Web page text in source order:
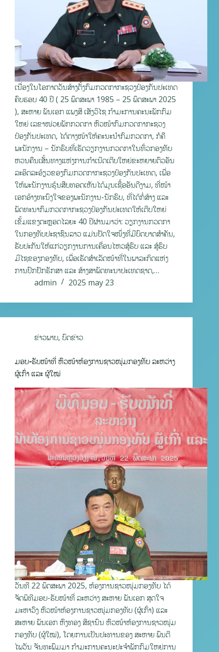
ເນື່ອງໃນໂອກາດວັນສ້າງຕັ້ງກົມກວດກາກະຊວງປ້ອງກັນປະເທດ
ຄົບຮອບ 40 ປີ ( 25 ພຶດສະພາ 1985 – 25 ພຶດສະພາ 2025
), ສະຫາຍ ພັນເອກ ແພງສີ ເສັງວິໄຊ ກໍາມະການຄະນະພັກກົມ
ໃຫຍ່ ເລຂາໜ່ວຍພັກກວດກາ ຫົວໜ້າກົມກວດກາກະຊວງ
ປ້ອງກັນປະເທດ, ໄດ້ຕາງໜ້າໃຫ້ຄະນະນໍາກົມກວດກາ, ກໍຄື
ພະນັກງານ – ນັກຮົບທີ່ເຮັດວຽກງານກວດກາໃນທົ່ວກອງທັບ
ຫວນຄືນເສັ້ນທາງແຫ່ງການກໍາເນີດເຕີບໃຫຍ່ຂະຫຍາຍຕົວອັນ
ລະອິດລະອ້ຽວຂອງກົມກວດກາກະຊວງປ້ອງກັນປະເທດ, ເພື່ອ
ໃຫ້ພະນັກງານຮຸ້ນສືບທອດເຫັນໄດ້ມູນເຊື້ອອັນດີງາມ, ທີ່ໜ້າ
ເອກອ້າງທະນົງໃຈຂອງພະນັກງານ-ນັກຮົບ, ທີ່ໄດ້ກໍ່ສ້າງ ແລະ
ພັດທະນາກົມກວດກາກະຊວງປ້ອງກັນປະເທດໃຫ້ເຕີບໃຫຍ່
ເຂັ້ມແຂງຕະຫຼອດໄລຍະ 40 ປີຜ່ານມາວ່າ: ວຽກງານກວດກາ
ໃນກອງທັບປະຊາຊົນລາວ ແມ່ນປັດໃຈໜຶ່ງທີ່ມີບົດບາດສຳຄັນ,
ຮັບປະກັນໃຫ້ແກ່ວຽກງານການເຄື່ອນໄຫວສູ້ຮົບ ແລະ ສູ້ຮົບ
ມີໄຊຂອງກອງທັບ, ເພື່ອເຮັດສໍາເລັດໜ້າທີ່ໃນພາລະກິດແຫ່ງ
ການປົກປັກຮັກສາ ແລະ ສ້າງສາພັດທະນາປະເທດຊາດ,…
admin
2025 may 23
ຂ່າວພາບ, ບົດຂ່າວ
ມອບ-ຮັບໜ້າທີ່ ຫົວໜ້າຫ້ອງການຊາວໜຸ່ມກອງທັບ ລະຫວ່າງ
ຜູ້ເກົ່າ ແລະ ຜູ້ໃໝ່
ວັນທີ 22 ພຶດສະພາ 2025, ຫ້ອງການຊາວໜຸ່ມກອງທັບ ໄດ້
ຈັດພິທີມອບ-ຮັບໜ້າທີ່ ລະຫວ່າງ ສະຫາຍ ພັນເອກ ສຸດໃຈ
ມະຫາວົງ ຫົວໜ້າຫ້ອງການຊາວໜຸ່ມກອງທັບ (ຜູ້ເກົ່າ) ແລະ
ສະຫາຍ ພັນເອກ ຫົງທອງ ສີຊານົນ ຫົວໜ້າຫ້ອງການຊາວໜຸ່ມ
ກອງທັບ (ຜູ້ໃໝ່), ໂດຍການເປັນປະທານຂອງ ສະຫາຍ ພົນຕີ
ໄພວັນ ຈັນທະພົມມາ ກຳມະການຄະນະປະຈໍາພັກກົມໃຫຍ່ການ